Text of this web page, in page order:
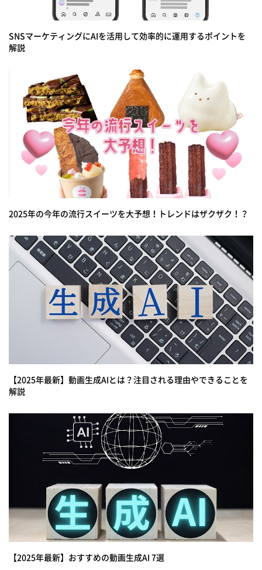
SNSマーケティングにAIを活用して効率的に運用するポイントを
解説
2025年の今年の流行スイーツを大予想！トレンドはザクザク！？
【2025年最新】動画生成AIとは？注目される理由やできることを
解説
【2025年最新】おすすめの動画生成AI 7選